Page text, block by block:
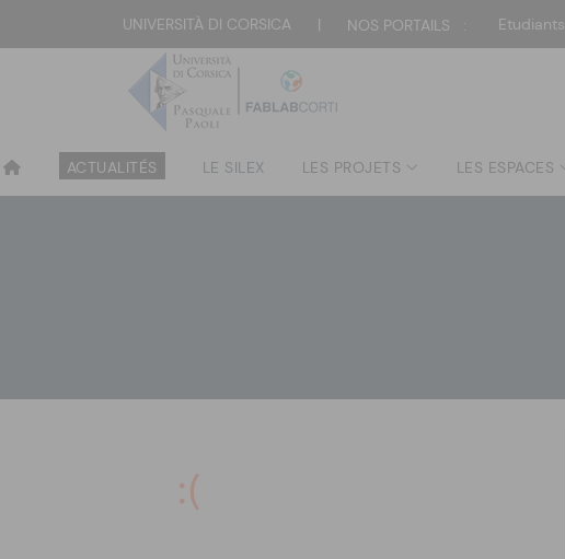
UNIVERSITÀ DI CORSICA | NOS PORTAILS : Etudiants
ACTUALITÉS LE SILEX LES PROJETS LES ESPACES
:(